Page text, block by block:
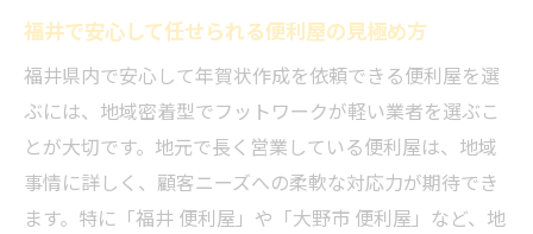
福井で安心して任せられる便利屋の見極め方
福井県内で安心して年賀状作成を依頼できる便利屋を選
ぶには、地域密着型でフットワークが軽い業者を選ぶこ
とが大切です。地元で長く営業している便利屋は、地域
事情に詳しく、顧客ニーズへの柔軟な対応力が期待でき
ます。特に「福井 便利屋」や「大野市 便利屋」など、地